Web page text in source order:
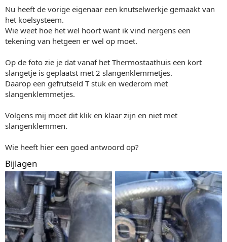
r
Nu heeft de vorige eigenaar een knutselwerkje gemaakt van
het koelsysteem.
Wie weet hoe het wel hoort want ik vind nergens een
tekening van hetgeen er wel op moet.
Op de foto zie je dat vanaf het Thermostaathuis een kort
slangetje is geplaatst met 2 slangenklemmetjes.
Daarop een gefrutseld T stuk en wederom met
slangenklemmetjes.
Volgens mij moet dit klik en klaar zijn en niet met
slangenklemmen.
Wie heeft hier een goed antwoord op?
Bijlagen